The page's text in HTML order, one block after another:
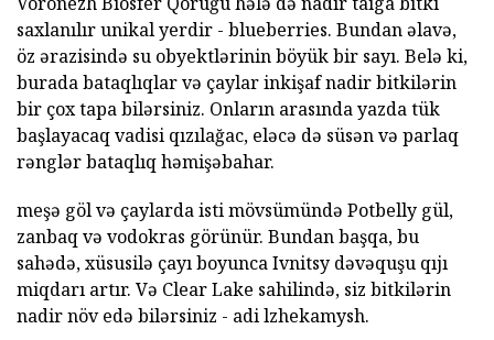
saxlanılır unikal yerdir - blueberries. Bundan əlavə,
öz ərazisində su obyektlərinin böyük bir sayı. Belə ki,
burada bataqlıqlar və çaylar inkişaf nadir bitkilərin
bir çox tapa bilərsiniz. Onların arasında yazda tük
başlayacaq vadisi qızılağac, eləcə də süsən və parlaq
rənglər bataqlıq həmişəbahar.
meşə göl və çaylarda isti mövsümündə Potbelly gül,
zanbaq və vodokras görünür. Bundan başqa, bu
sahədə, xüsusilə çayı boyunca Ivnitsy dəvəquşu qıjı
miqdarı artır. Və Clear Lake sahilində, siz bitkilərin
nadir növ edə bilərsiniz - adi lzhekamysh.